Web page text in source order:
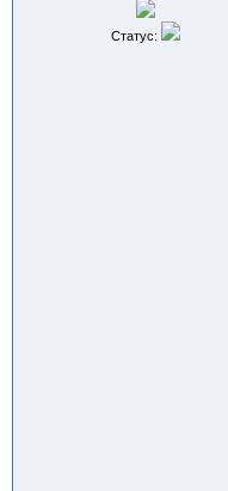
Статус: